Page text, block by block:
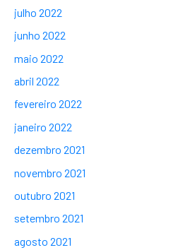
julho 2022
junho 2022
maio 2022
abril 2022
fevereiro 2022
janeiro 2022
dezembro 2021
novembro 2021
outubro 2021
setembro 2021
agosto 2021